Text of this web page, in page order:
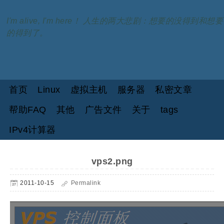
I'm alive, I'm here！ 人生的两大悲剧：想要的没得到和想要
的得到了。
首页 Linux 虚拟主机 服务器
私密文章
帮助FAQ
其他 广告文件 关于
tags
IPv4计算器
vps2.png
2011-10-15 Permalink